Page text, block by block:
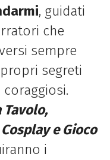
, guidati
che
sempre
segreti
Tavolo,
e Gioco
i